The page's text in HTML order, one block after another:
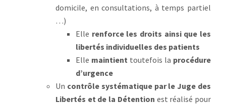
domicile, en consultations, à temps partiel
…)
Elle renforce les droits ainsi que les
libertés individuelles des patients
Elle maintient toutefois la procédure
d’urgence
Un contrôle systématique par le Juge des
Libertés et de la Détention est réalisé pour